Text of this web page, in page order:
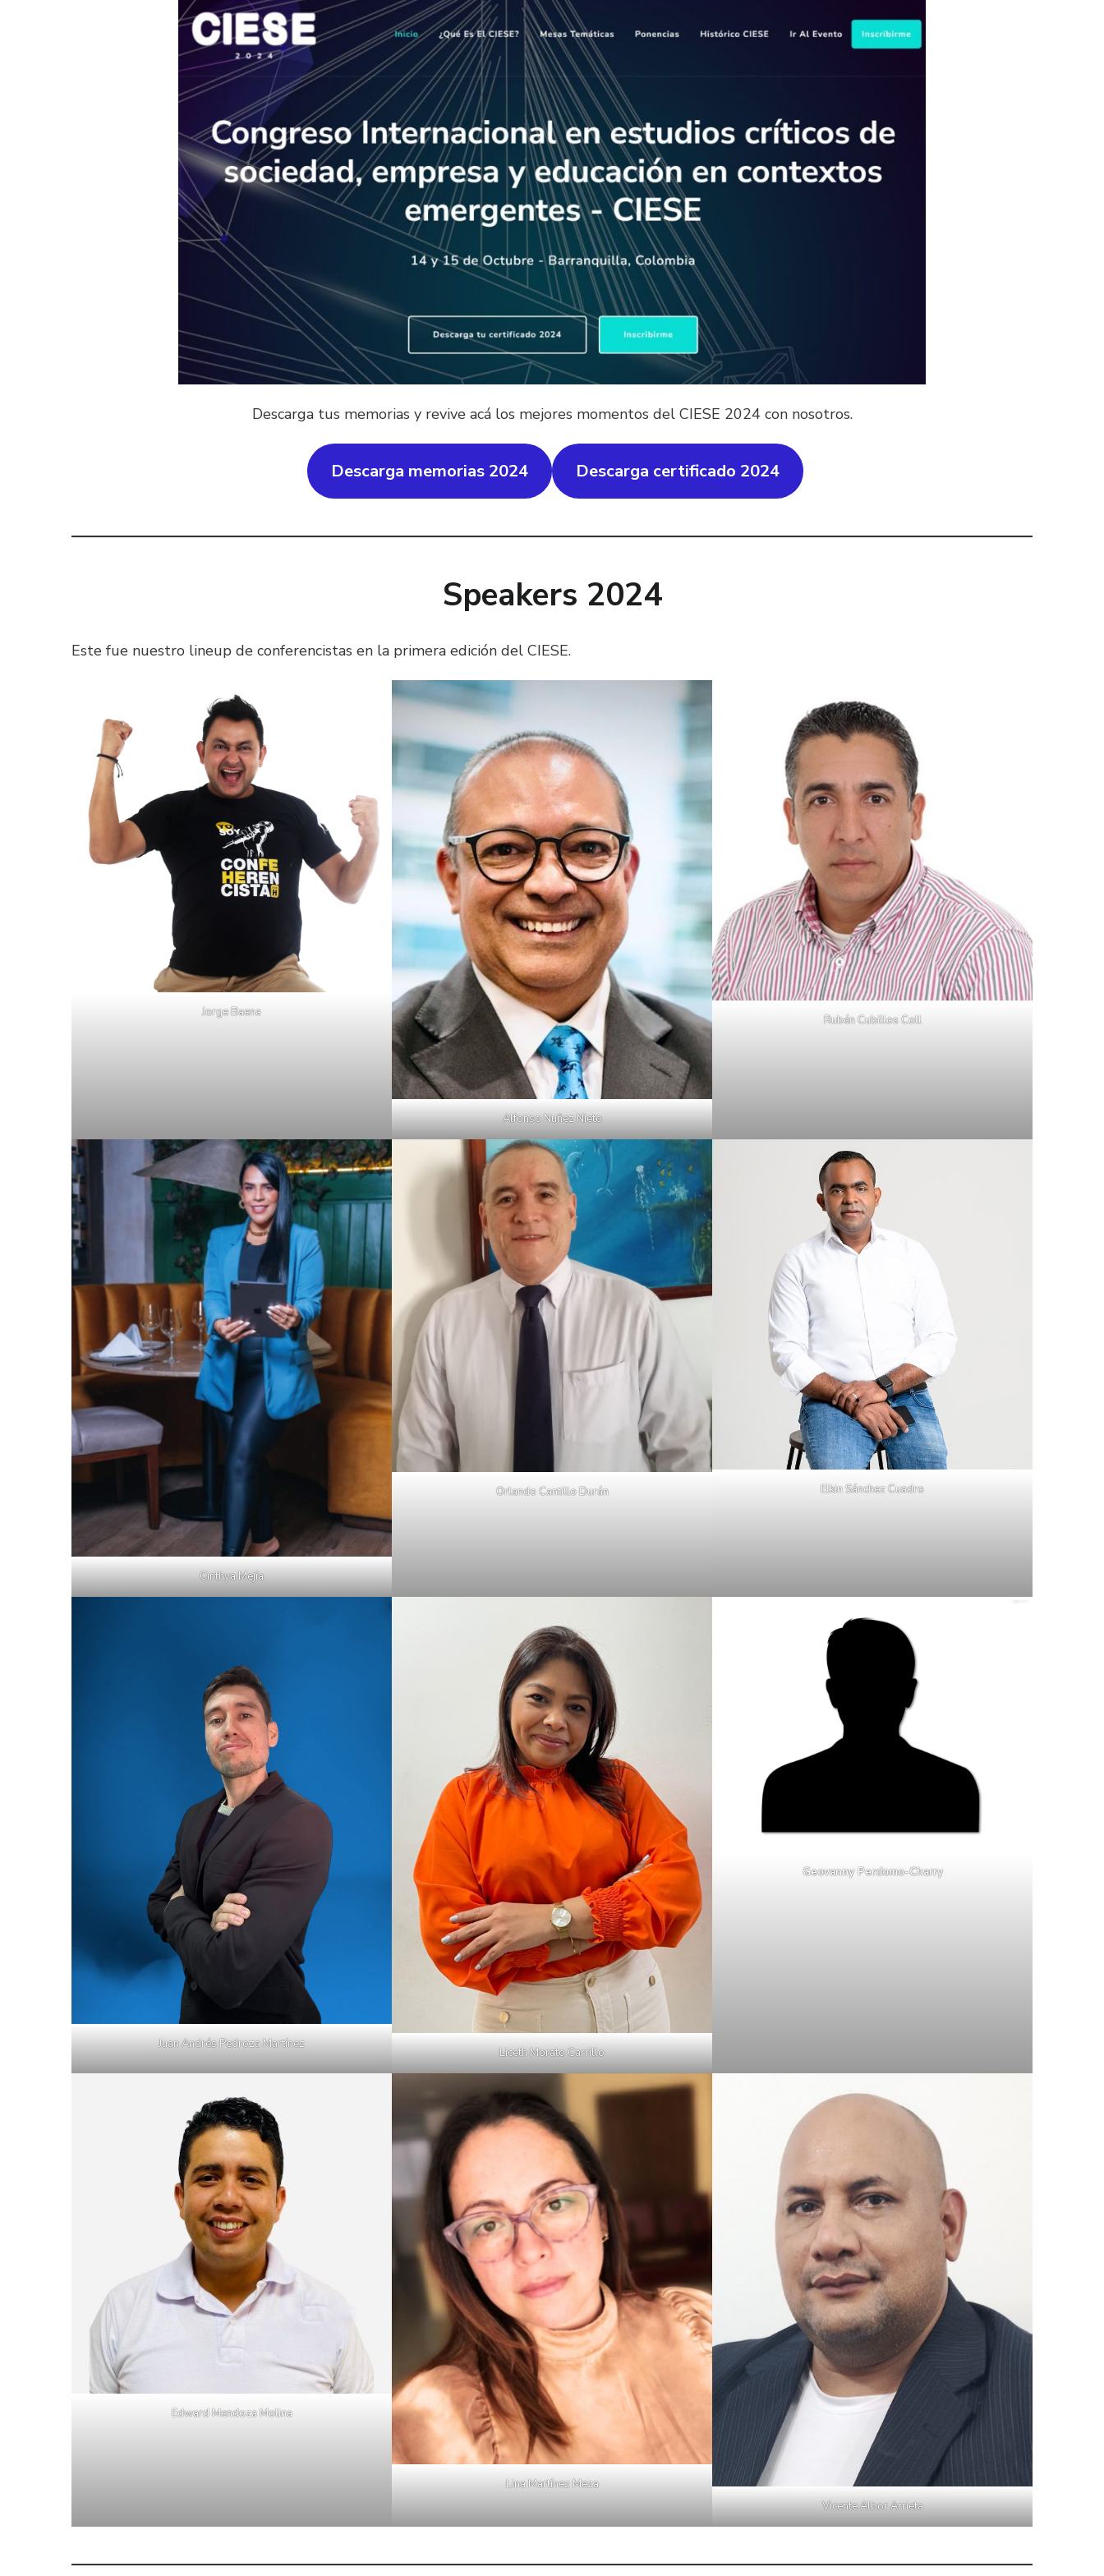
Descarga tus memorias y revive acá los mejores momentos del CIESE 2024 con nosotros.
Descarga memorias 2024 Descarga certificado 2024
Speakers 2024
Este fue nuestro lineup de conferencistas en la primera edición del CIESE.
Jorge Baena
Alfonso Nuñez Nieto
Rubén Cubillos Coll
Cinthya Mejía
Orlando Cantillo Durán Elkin Sánchez Cuadro
Juan Andrés Pedroza Martínez
Liceth Morato Carrillo
Geovanny Perdomo-Charry
Edward Mendoza Molina
Lina Martínez Meza
Vicente Albor Arrieta